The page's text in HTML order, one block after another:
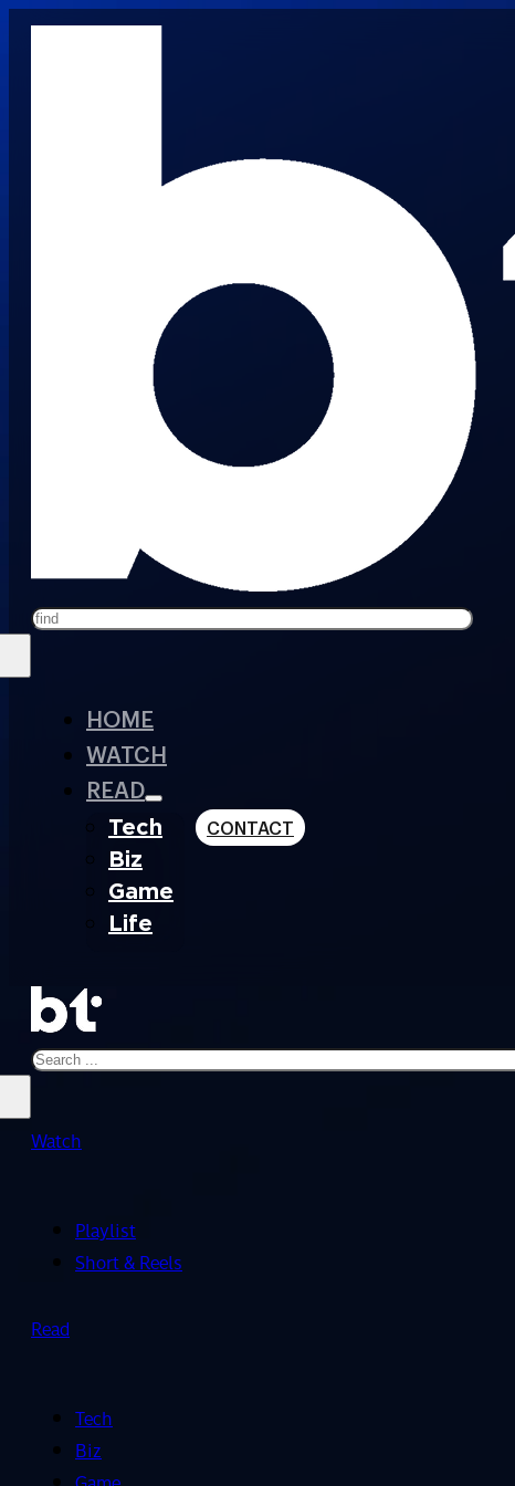
Search
HOME
WATCH
READ
Tech
Biz
Game
Life
CONTACT
Search
Watch
Playlist
Short & Reels
Read
Tech
Biz